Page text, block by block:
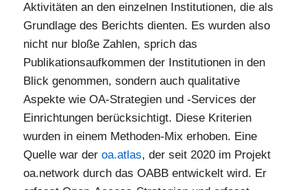
Aktivitäten an den einzelnen Institutionen, die als
Grundlage des Berichts dienten. Es wurden also
nicht nur bloße Zahlen, sprich das
Publikationsaufkommen der Institutionen in den
Blick genommen, sondern auch qualitative
Aspekte wie OA-Strategien und -Services der
Einrichtungen berücksichtigt. Diese Kriterien
wurden in einem Methoden-Mix erhoben. Eine
Quelle war deroa.atlas, der seit 2020 im Projekt
oa.network durch das OABB entwickelt wird. Er